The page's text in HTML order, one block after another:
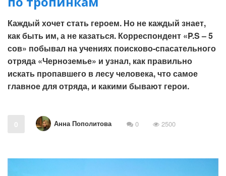
Каждый хочет стать героем. Но не каждый знает,
как быть им, а не казаться. Корреспондент «P.S – 5
сов» побывал на учениях поисково-спасательного
отряда «Черноземье» и узнал, как правильно
искать пропавшего в лесу человека, что самое
главное для отряда, и какими бывают герои.
0 Анна Пополитова 0 2500